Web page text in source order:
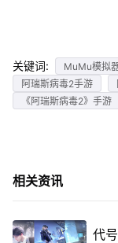
关键词: MuMu模拟
阿瑞斯病毒2手游
《阿瑞斯病毒2》手游
相关资讯
代